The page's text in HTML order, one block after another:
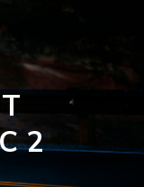
2AUF